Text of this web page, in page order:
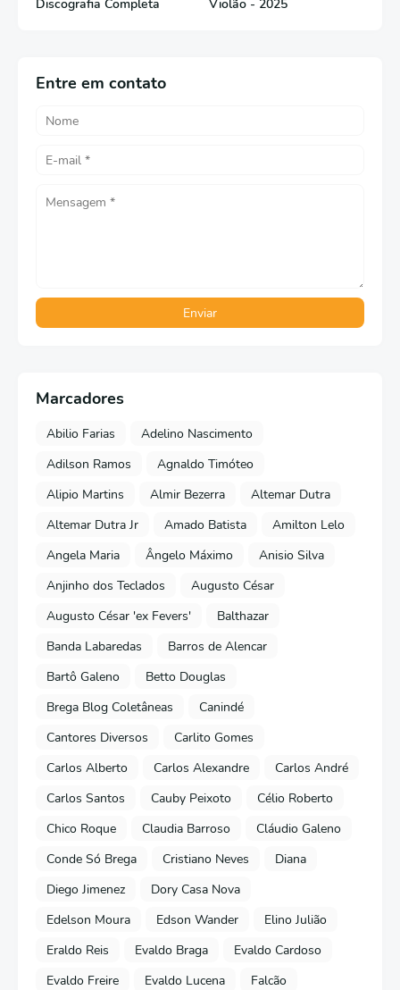
Discografia Completa Violão - 2025
Entre em contato
Marcadores
Abilio Farias
Adelino Nascimento
Adilson Ramos
Agnaldo Timóteo
Alipio Martins
Almir Bezerra
Altemar Dutra
Altemar Dutra Jr
Amado Batista
Amilton Lelo
Angela Maria
Ângelo Máximo
Anisio Silva
Anjinho dos Teclados
Augusto César
Augusto César 'ex Fevers'
Balthazar
Banda Labaredas
Barros de Alencar
Bartô Galeno
Betto Douglas
Brega Blog Coletâneas
Canindé
Cantores Diversos
Carlito Gomes
Carlos Alberto
Carlos Alexandre
Carlos André
Carlos Santos
Cauby Peixoto
Célio Roberto
Chico Roque
Claudia Barroso
Cláudio Galeno
Conde Só Brega
Cristiano Neves
Diana
Diego Jimenez
Dory Casa Nova
Edelson Moura
Edson Wander
Elino Julião
Eraldo Reis
Evaldo Braga
Evaldo Cardoso
Evaldo Freire
Evaldo Lucena
Falcão